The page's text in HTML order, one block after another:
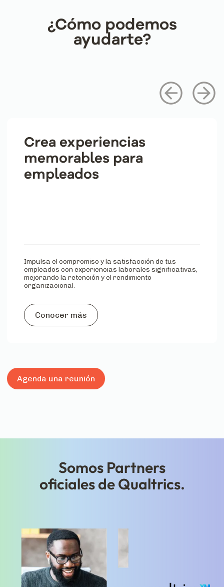
¿Cómo podemos
ayudarte?
Crea experiencias
memorables para
empleados
Impulsa el compromiso y la satisfacción de tus
empleados con experiencias laborales significativas,
mejorando la retención y el rendimiento
organizacional.
Conocer más
Agenda una reunión
Somos Partners
oficiales de Qualtrics.